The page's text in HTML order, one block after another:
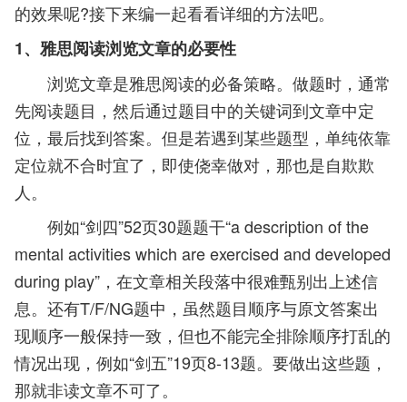
的效果呢?接下来编一起看看详细的方法吧。
1、雅思阅读浏览文章的必要性
浏览文章是雅思阅读的必备策略。做题时，通常
先阅读题目，然后通过题目中的关键词到文章中定
位，最后找到答案。但是若遇到某些题型，单纯依靠
定位就不合时宜了，即使侥幸做对，那也是自欺欺
人。
例如“剑四”52页30题题干“a description of the
mental activities which are exercised and developed
during play”，在文章相关段落中很难甄别出上述信
息。还有T/F/NG题中，虽然题目顺序与原文答案出
现顺序一般保持一致，但也不能完全排除顺序打乱的
情况出现，例如“剑五”19页8-13题。要做出这些题，
那就非读文章不可了。